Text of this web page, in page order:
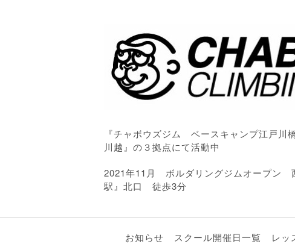
『チャボウズジム ベースキャンプ江戸
川越』の３拠点にて活動中
2021年11月 ボルダリングジムオープン
駅』北口 徒歩3分
お知らせ スクール開催日一覧 レッ